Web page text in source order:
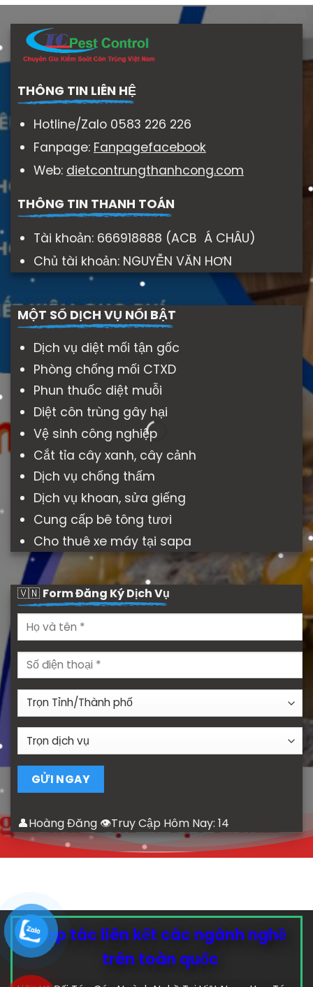
THÔNG TIN LIÊN HỆ
Hotline/Zalo 0583 226 226
Fanpage: Fanpagefacebook
Web: dietcontrungthanhcong.com
THÔNG TIN THANH TOÁN
Tài khoản: 666918888 (ACB Á CHÂU)
Chủ tài khoản: NGUYỄN VĂN HƠN
MỘT SỐ DỊCH VỤ NỔI BẬT
Dịch vụ diệt mối tận gốc
Phòng chống mối CTXD
Phun thuốc diệt muỗi
Diệt côn trùng gây hại
Vệ sinh công nghiệp
Cắt tỉa cây xanh, cây cảnh
Dịch vụ chống thấm
Dịch vụ khoan, sửa giếng
Cung cấp bê tông tươi
Cho thuê xe máy tại sapa
🇻🇳 Form Đăng Ký Dịch Vụ
👤Hoàng Đăng 👁Truy Cập Hôm Nay: 14
Hợp tác liên kết các ngành nghề
trên toàn quốc